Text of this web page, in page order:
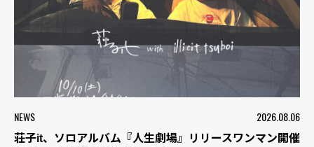
NEWS 2026.08.06
荘子it、ソロアルバム『人生劇場』リリースワンマン開催